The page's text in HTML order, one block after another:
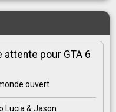
pour GTA 6
ouvert
Lucia & Jason